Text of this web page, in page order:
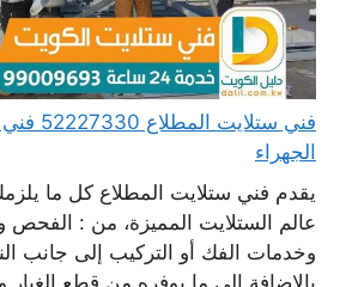
فني
الجهراء
يقدم فني ستلايت المطلاع كل ما
عالم الستلايت المميزة، من : الفحص
وخدمات الفك أو التركيب إلى جانب
بالإضافة إلى ما يوفره من قطع الغيار